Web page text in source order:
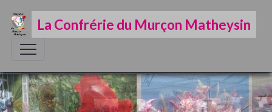
La Confrérie du Murçon Matheysin